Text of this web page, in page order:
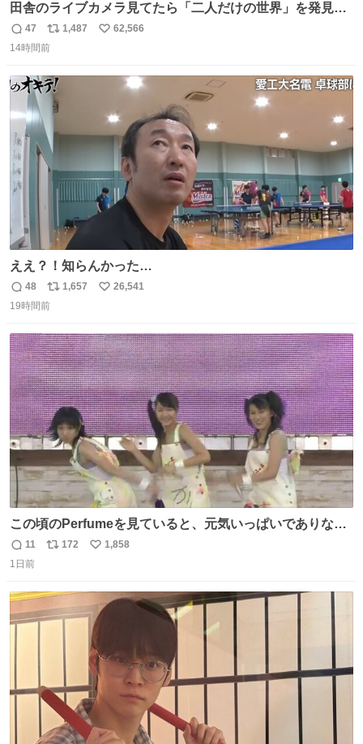
田舎のライブカメラ見てたら「二人だけの世界」を発見し
た
返
信
47
リ
ポ
ト
数
1,487
い
62,566
14時間前
ええ？！知らんかった…
返
信
48
リ
ポ
ト
数
1,657
い
数
26,541
19時間前
この頃のPerfumeを見ていると、元気いっぱいでありなが
ら決して感情に任せすぎることなく、しっかりと制御され
たダンスであることに新鮮に驚く。3人のあげた足の向き
こから積み重ねてきた努力や練習量が見て取れる…
返
信
11
リ
数
172
い
数
1,858
1日前